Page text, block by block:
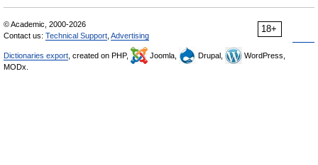
18+
© Academic, 2000-2026
Contact us: Technical Support Advertising
Dictionaries export , created on PHP, Joomla, Drupal,
WordPress,
MODx.